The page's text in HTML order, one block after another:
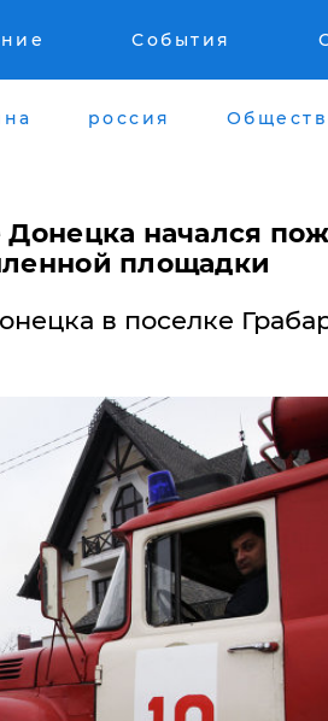
События
россия
начался
площадки
в поселке